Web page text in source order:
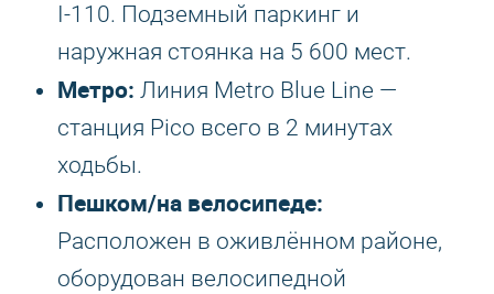
I-110. Подземный паркинг и
наружная стоянка на 5 600 мест.
Метро: Линия Metro Blue Line —
станция Pico всего в 2 минутах
ходьбы.
Пешком/на велосипеде:
Расположен в оживлённом районе,
оборудован велосипедной